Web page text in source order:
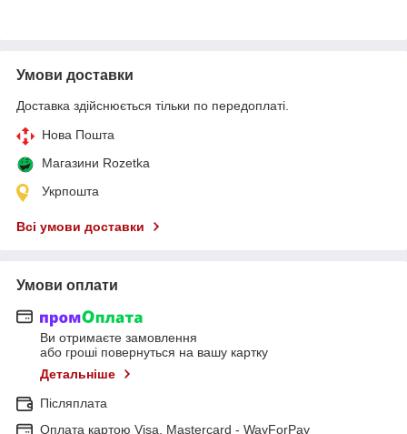
Умови доставки
Доставка здійснюється тільки по передоплаті.
Нова Пошта
Магазини Rozetka
Укрпошта
Всі умови доставки
Умови оплати
Ви отримаєте замовлення
або гроші повернуться на вашу картку
Детальніше
Післяплата
Оплата картою Visa, Mastercard - WayForPay